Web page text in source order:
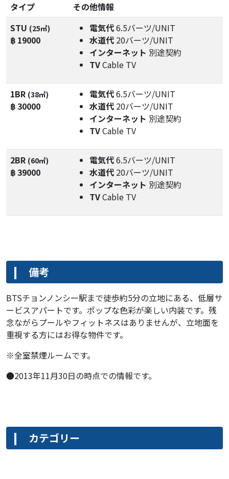
タイプ
その他情報
STU (25㎡)
฿ 19000
電気代6.5バーツ/UNIT
水道代 20バーツ/UNIT
インターネット 別途契約
TVCable TV
1BR (38㎡)
฿ 30000
電気代6.5バーツ/UNIT
水道代 20バーツ/UNIT
インターネット 別途契約
TVCable TV
2BR (60㎡)
฿ 39000
電気代6.5バーツ/UNIT
水道代 20バーツ/UNIT
インターネット 別途契約
TVCable TV
備考
BTSチョンノンシー駅まで徒歩約5分の立地にある、低層サ
ービスアパートです。ポップな色彩が楽しい内装です。残
念ながらプールやフィットネスはありませんが、立地面を
重視する方にはお得な物件です。
※全室禁煙ルームです。
●2013年11月30日の時点での情報です。
カテゴリー